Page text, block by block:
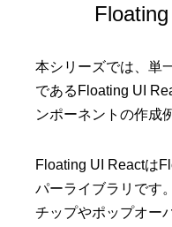
本シリーズでは、単
であるFloating UI
ンポーネントの作成
Floating UI Reactは
パーライブラリです
チップやポップオー